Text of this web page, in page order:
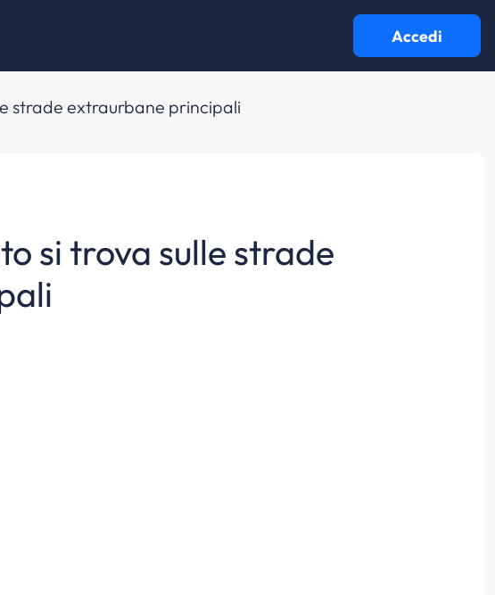
Accedi
strade extraurbane principali
si trova sulle strade